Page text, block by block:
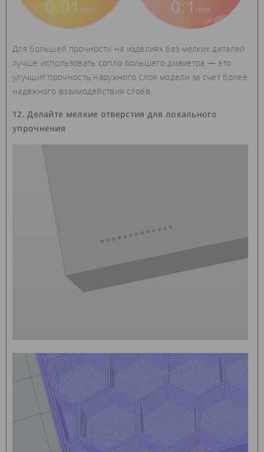
Для большей прочности на изделиях без мелких деталей
лучше использовать сопло большего диаметра — это
улучшит прочность наружного слоя модели за счет более
надежного взаимодействия слоёв.
12. Делайте мелкие отверстия для локального
упрочнения